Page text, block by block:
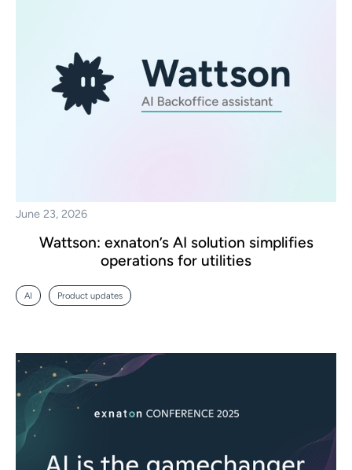
June 23, 2026
Wattson: exnaton’s AI solution simplifies
operations for utilities
AI Product updates